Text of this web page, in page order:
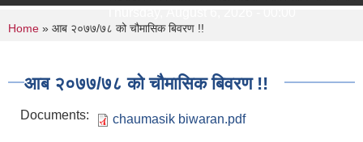
You are here
Home » आब २०७७/७८ को चौमासिक बिवरण !!
आब २०७७/७८ को चौमासिक बिवरण !!
Documents: chaumasik biwaran.pdf